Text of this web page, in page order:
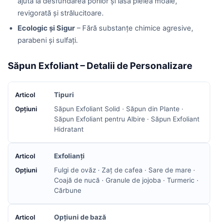
revigorată și strălucitoare.
Ecologic și Sigur – Fără substanțe chimice agresive,
parabeni și sulfați.
Săpun Exfoliant – Detalii de Personalizare
Tipuri
Săpun Exfoliant Solid · Săpun din Plante ·
Săpun Exfoliant pentru Albire · Săpun Exfoliant
Hidratant
Exfolianți
Fulgi de ovăz · Zaț de cafea · Sare de mare ·
Coajă de nucă · Granule de jojoba · Turmeric ·
Cărbune
Opțiuni de bază